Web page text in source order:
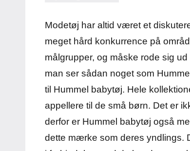
Modetøj har altid været et
meget hård konkurrence på
målgrupper, og måske rode sig
man ser sådan noget som
til Hummel babytøj. Hele
appellere til de små børn. Det er
derfor er Hummel babytøj også
dette mærke som deres yndlings.